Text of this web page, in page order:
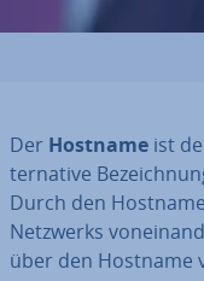
Der Hostname ist
ter­na­ti­ve
Durch den
Netzwerks
über den Hostname